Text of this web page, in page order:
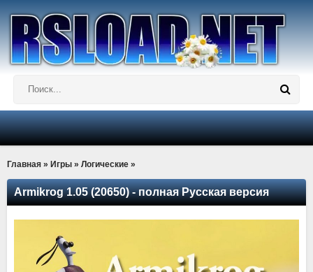
Главная » Игры » Логические »
Armikrog 1.05 (20650) - полная Русская версия